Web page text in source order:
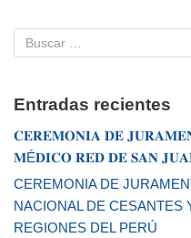
Entradas recientes
𝐂𝐄𝐑𝐄𝐌𝐎𝐍𝐈𝐀 𝐃𝐄
𝐌É𝐃𝐈𝐂𝐎 𝐑𝐄𝐃 𝐃𝐄 𝐒𝐀𝐍
CEREMONIA DE
NACIONAL DE CESANTES
REGIONES DEL PERÚ